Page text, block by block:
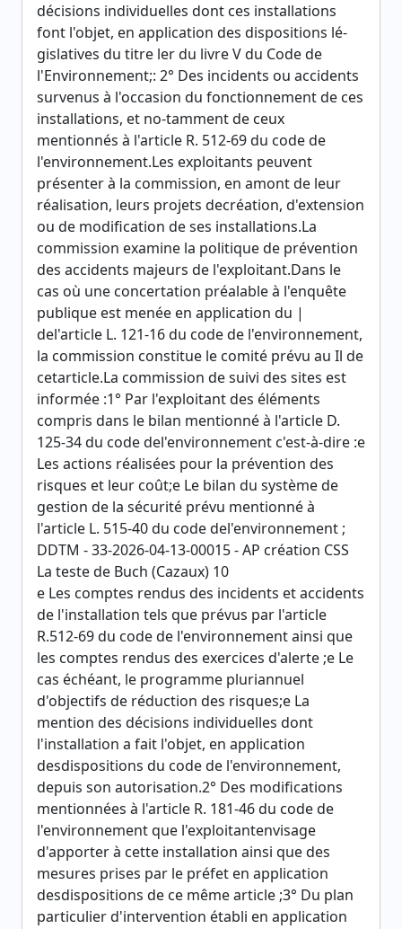
décisions individuelles dont ces installations
font l'objet, en application des dispositions lé-
gislatives du titre ler du livre V du Code de
l'Environnement;: 2° Des incidents ou accidents
survenus à l'occasion du fonctionnement de ces
installations, et no-tamment de ceux
mentionnés à l'article R. 512-69 du code de
l'environnement.Les exploitants peuvent
présenter à la commission, en amont de leur
réalisation, leurs projets decréation, d'extension
ou de modification de ses installations.La
commission examine la politique de prévention
des accidents majeurs de l'exploitant.Dans le
cas où une concertation préalable à l'enquête
publique est menée en application du |
del'article L. 121-16 du code de l'environnement,
la commission constitue le comité prévu au Il de
cetarticle.La commission de suivi des sites est
informée :1° Par l'exploitant des éléments
compris dans le bilan mentionné à l'article D.
125-34 du code del'environnement c'est-à-dire :e
Les actions réalisées pour la prévention des
risques et leur coût;e Le bilan du système de
gestion de la sécurité prévu mentionné à
l'article L. 515-40 du code del'environnement ;
DDTM - 33-2026-04-13-00015 - AP création CSS
La teste de Buch (Cazaux) 10
e Les comptes rendus des incidents et accidents
de l'installation tels que prévus par l'article
R.512-69 du code de l'environnement ainsi que
les comptes rendus des exercices d'alerte ;e Le
cas échéant, le programme pluriannuel
d'objectifs de réduction des risques;e La
mention des décisions individuelles dont
l'installation a fait l'objet, en application
desdispositions du code de l'environnement,
depuis son autorisation.2° Des modifications
mentionnées à l'article R. 181-46 du code de
l'environnement que l'exploitantenvisage
d'apporter à cette installation ainsi que des
mesures prises par le préfet en application
desdispositions de ce même article ;3° Du plan
particulier d'intervention établi en application